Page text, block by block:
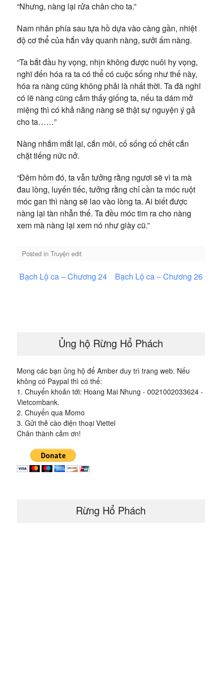
“Nhưng, nàng lại rửa chân cho ta.”
Nam nhân phía sau tựa hồ dựa vào càng gần, nhiệt
độ cơ thể của hắn vây quanh nàng, sưởi ấm nàng.
“Ta bắt đầu hy vọng, nhịn không được nuôi hy vọng,
nghĩ đến hóa ra ta có thể có cuộc sống như thế này,
hóa ra nàng cũng không phải là nhất thời. Ta đã nghĩ
có lẽ nàng cũng cảm thấy giống ta, nếu ta dám mở
miệng thì có khả năng nàng sẽ thật sự nguyện ý gả
cho ta……”
Nàng nhắm mắt lại, cắn môi, cố sống cố chết cắn
chặt tiếng nức nở.
“Đêm hôm đó, ta vẫn tưởng rằng ngươi sẽ vì ta mà
đau lòng, luyến tiếc, tưởng rằng chỉ cần ta móc ruột
móc gan thì nàng sẽ lao vào lòng ta. Ai biết được
nàng lại tàn nhẫn thế. Ta đều móc tim ra cho nàng
xem mà nàng lại xem nó như giày cũ.”
Posted in Truyện edit
Điều
Bạch Lộ ca – Chương 24 Bạch Lộ ca – Chương 26
Ủng hộ Rừng Hổ Phách
Mong các bạn ủng hộ để Amber duy trì trang web. Nếu
không có Paypal thì có thể:
1. Chuyển khoản tới: Hoang Mai Nhung - 0021002033624 -
Vietcombank.
2. Chuyển qua Momo
3. Gửi thẻ cào điện thoại Viettel
Chân thành cảm ơn!
Rừng Hổ Phách